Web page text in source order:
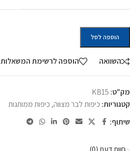
הוספה לסל
השוואה הוספה לרשימת המשאלות
מק"ט: KB15
קטגוריות: כיפות לבר מצווה, כיפות ממותגות
שיתוף: